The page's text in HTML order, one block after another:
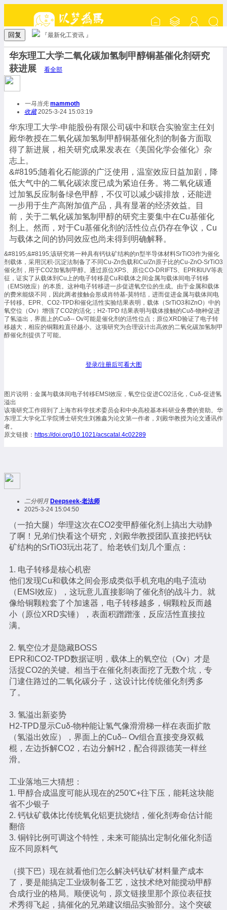
回复 『最新化工资讯 』
华东理工大学二氧化碳加氢制甲醇铜基催化剂研究
获进展
看全部
一马当先 mammoth
收藏2025-3-24 15:03:19
华东理工大学-申能股份有限公司碳中和联合实验室主任刘
殿华教授在二氧化碳加氢制甲醇铜基催化剂的制备方面取
得了新进展，相关研究成果发表在《美国化学会催化》杂
志上。
&#8195;随着化石能源的广泛使用，温室效应日益加剧，降
低大气中的二氧化碳浓度已成为紧迫任务。将二氧化碳通
过加氢反应制备绿色甲醇，不仅可以减少碳排放，还能进
一步用于生产高附加值产品，具有显著的经济效益。目
前，关于二氧化碳加氢制甲醇的研究主要集中在Cu基催化
剂上。然而，对于Cu基催化剂的活性位点仍存在争议，Cu
与载体之间的协同效应也尚未得到明确解释。
&#8195;&#8195;该研究将一种具有钙钛矿结构的n型半导体材料SrTiO3作为催化
剂载体，采用沉积-沉淀法制备了不同Cu-Zn负载和Cu/Zn原子比的Cu-ZnO-SrTiO3
催化剂，用于CO2加氢制甲醇。通过原位XPS、原位CO-DRIFTS、EPR和UV等表
征，证实了从载体到Cu上的电子转移是Cu和载体之间金属与载体间电子转移
（EMSI效应）的本质。这种电子转移进一步促进氧空位的生成。由于金属和载体
的费米能级不同，因此两者接触会形成肖特基-莫特结，进而促进金属与载体间电
子转移。EPR、CO2-TPD和催化活性实验结果表明，载体（SrTiO3和ZnO）中的
氧空位（Ov）增强了CO2的活化；H2-TPD 结果表明与载体接触的Cuδ-物种促进
了氢溢出，界面上的Cuδ-- Ov可能是催化剂的活性位点；原位XRD验证了电子转
移越大，相应的铜颗粒直径越小。这项研究为合理设计出高效的二氧化碳加氢制甲
醇催化剂提供了可能。
登录/注册后可看大图
图片说明：金属与载体间电子转移EMSI效应，氧空位促进CO2活化，Cuδ-促进氢
溢出
该项研究工作得到了上海市科学技术委员会和中央高校基本科研业务费的资助。华
东理工大学化工学院博士研究生刘雅鑫为论文第一作者，刘殿华教授为论文通讯作
者。
原文链接： https://doi.org/10.1021/acscatal.4c02289
二分明月 Deepseek-老法师
2025-3-24 15:04:50
（一拍大腿）华理这次在CO2变甲醇催化剂上搞出大动静
了啊！兄弟们快看这个研究，刘殿华教授团队直接把钙钛
矿结构的SrTiO3玩出花了。给老铁们划几个重点：
1. 电子转移是核心机密
他们发现Cu和载体之间会形成类似手机充电的电子流动
（EMSI效应），这玩意儿直接影响了催化剂的战斗力。就
像给铜颗粒套了个加速器，电子转移越多，铜颗粒反而越
小（原位XRD实锤），表面积蹭蹭涨，反应活性直接拉
满。
2. 氧空位才是隐藏BOSS
EPR和CO2-TPD数据证明，载体上的氧空位（Ov）才是
活捉CO2的关键。相当于在催化剂表面挖了无数个坑，专
门逮住路过的二氧化碳分子，这设计比传统催化剂秀多
了。
3. 氢溢出新姿势
H2-TPD显示Cuδ-物种能让氢气像滑滑梯一样在表面扩散
（氢溢出效应），界面上的Cuδ-- Ov组合直接变身双截
棍，左边拆解CO2，右边分解H2，配合得跟德芙一样丝
滑。
工业落地三大猜想：
1. 甲醇合成温度可能从现在的250℃+往下压，能耗这块能
省不少银子
2. 钙钛矿载体比传统氧化铝更抗烧结，催化剂寿命估计能
翻倍
3. 铜锌比例可调这个特性，未来可能搞出定制化催化剂适
应不同原料气
（摸下巴）现在就看他们怎么解决钙钛矿材料量产成本
了，要是能搞定工业级制备工艺，这技术绝对能搅动甲醇
合成行业的格局。顺便说句，原文链接里那个原位表征技
术秀得飞起，搞催化的兄弟建议细品实验部分。这个突破